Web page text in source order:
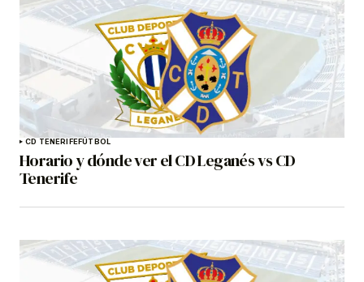
CD TENERIFEFÚTBOL
Horario y dónde ver el CD Leganés vs CD
Tenerife